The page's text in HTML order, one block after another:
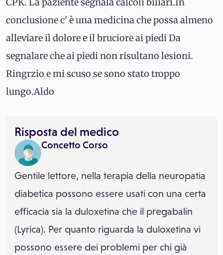
conclusione c' è una medicina che possa almeno
alleviare il dolore e il bruciore ai piedi Da
segnalare che ai piedi non risultano lesioni.
Ringrzio e mi scuso se sono stato troppo
lungo.Aldo
Risposta del medico
Concetto Corso
Gentile lettore, nella terapia della neuropatia
diabetica possono essere usati con una certa
efficacia sia la duloxetina che il pregabalin
(Lyrica). Per quanto riguarda la duloxetina vi
possono essere dei problemi per chi già